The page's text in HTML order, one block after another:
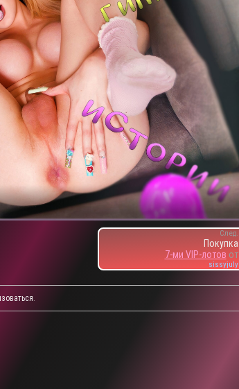
След.
Покупка
7-ми VIP-лотов от
sissyjuly